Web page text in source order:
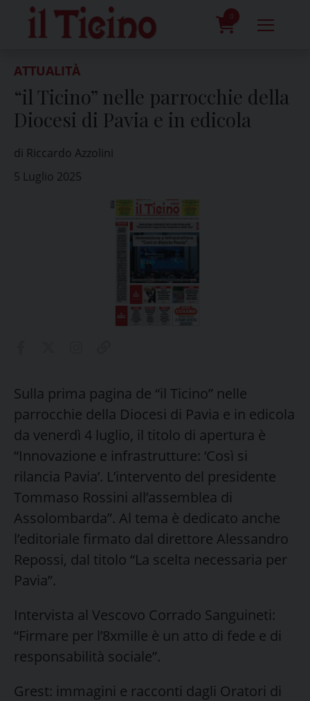
content
0
ATTUALITÀ
“il Ticino” nelle parrocchie della
Diocesi di Pavia e in edicola
di Riccardo Azzolini
5 Luglio 2025
Sulla prima pagina de “il Ticino” nelle
parrocchie della Diocesi di Pavia e in edicola
da venerdì 4 luglio, il titolo di apertura è
“Innovazione e infrastrutture: ‘Così si
rilancia Pavia’. L’intervento del presidente
Tommaso Rossini all’assemblea di
Assolombarda”. Al tema è dedicato anche
l’editoriale firmato dal direttore Alessandro
Repossi, dal titolo “La scelta necessaria per
Pavia”.
Intervista al Vescovo Corrado Sanguineti:
“Firmare per l’8xmille è un atto di fede e di
responsabilità sociale”.
Grest: immagini e racconti dagli Oratori di